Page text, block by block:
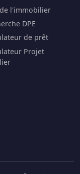
l'immobilier
DPE
de prêt
Projet